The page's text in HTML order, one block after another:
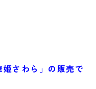
さわら」の販売で